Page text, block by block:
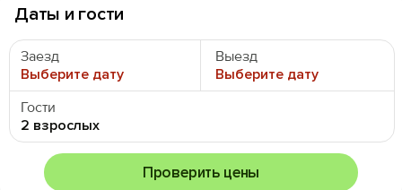
Площадь 240 квадратных метров.
2 санузла.
Вся необходимая бытовая техника.
Уютная баня.
Мангал.
Доступные цены.
Высокий уровень обслуживания.
Фурако.
Быстрое бронирование.
А самое главное, мы находимся в 5 минутах от
Даты и гости
Заезд
Выберите дату
Выезд
Выберите дату
Гости
2 взрослых
Проверить цены